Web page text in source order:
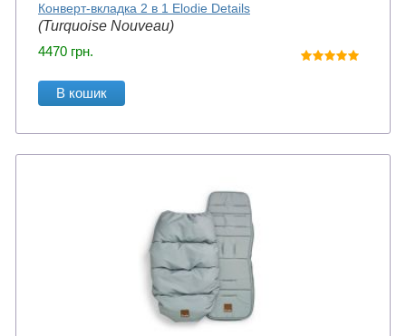
Конверт-вкладка 2 в 1 Elodie Details
(Turquoise Nouveau)
4470 грн.
В кошик